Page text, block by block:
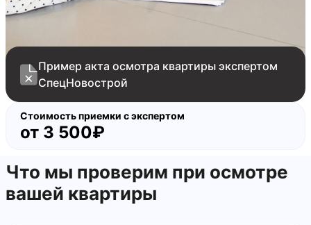
Пример акта осмотра квартиры экспертом
СпецНовострой
Стоимость приемки с экспертом
от 3 500₽
Что мы проверим при осмотре
вашей квартиры